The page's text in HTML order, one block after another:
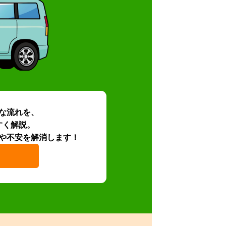
流れを、
解説。
不安を解消します！